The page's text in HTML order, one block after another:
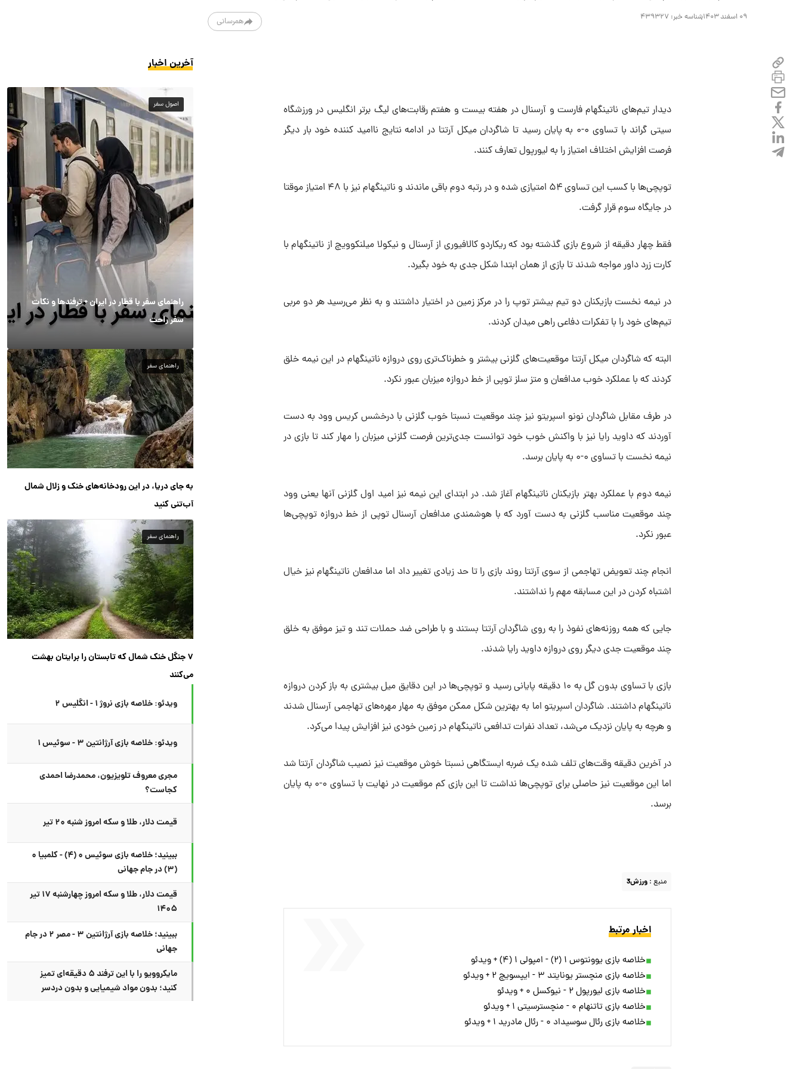
۰۹ اسفند ۱۴۰۳ شناسه خبر: ۴۳۹۳۲۷ همرسانی
دیدار تیم‌های ناتینگهام فارست و آرسنال در هفته بیست و هفتم رقابت‌های لیگ برتر انگلیس در ورزشگاه
سیتی گراند با تساوی ۰-۰ به پایان رسید تا شاگردان میکل آرتتا در ادامه نتایج ناامید کننده خود بار دیگر
فرصت افزایش اختلاف امتیاز را به لیورپول تعارف کنند.
توپچی‌ها با کسب این تساوی ۵۴ امتیازی شده و در رتبه دوم باقی ماندند و ناتینگهام نیز با ۴۸ امتیاز موقتا
در جایگاه سوم قرار گرفت.
فقط چهار دقیقه از شروع بازی گذشته بود که ریکاردو کالافیوری از آرسنال و نیکولا میلنکوویچ از ناتینگهام با
کارت زرد داور مواجه شدند تا بازی از همان ابتدا شکل جدی به خود بگیرد.
در نیمه نخست بازیکنان دو تیم بیشتر توپ را در مرکز زمین در اختیار داشتند و به نظر می‌رسید هر دو مربی
تیم‌های خود را با تفکرات دفاعی راهی میدان کردند.
البته که شاگردان میکل آرتتا موقعیت‌های گلزنی‌ بیشتر و خطرناک‌تری روی دروازه ناتینگهام در این نیمه خلق
کردند که با عملکرد خوب مدافعان و متز سلز توپی از خط دروازه میزبان عبور نکرد.
در طرف مقابل شاگردان نونو اسپریتو نیز چند موقعیت نسبتا خوب گلزنی با درخشس کریس وود به دست
آوردند که داوید رایا نیز با واکنش خوب خود توانست جدی‌ترین فرصت گلزنی میزبان را مهار کند تا بازی در
نیمه نخست با تساوی ۰-۰ به پایان برسد.
نیمه دوم با عملکرد‌ بهتر بازیکنان ناتینگهام آغاز شد. در ابتدای این نیمه نیز امید اول گلزنی آنها یعنی وود
چند موقعیت مناسب گلزنی به دست آورد که با هوشمندی مدافعان آرسنال توپی از خط دروازه توپچی‌ها
عبور نکرد.
انجام چند تعویض تهاجمی از سوی آرتتا روند بازی را تا حد زیادی تغییر داد اما مدافعان ناتینگهام نیز خیال
اشتباه کردن در این مسابقه مهم را نداشتند.
جایی که همه روزنه‌های نفوذ را به روی شاگردان آرتتا بستند و با طراحی ضد حملات تند و تیز موفق به خلق
چند موقعیت جدی دیگر روی دروازه داوید رایا شدند.
بازی با تساوی بدون گل به ۱۰ دقیقه پایانی رسید و توپچی‌ها در این دقایق میل بیشتری به باز کردن دروازه
ناتینگهام داشتند. شاگردان اسپریتو اما به بهترین شکل ممکن موفق به مهار مهره‌های تهاجمی آرسنال شدند
و هرچه به پایان نزدیک می‌شد، تعداد نفرات تدافعی ناتینگهام در زمین خودی نیز افزایش پیدا می‌کرد.
در آخرین دقیقه وقت‌های تلف شده یک ضربه ایستگاهی نسبتا خوش موقعیت نیز نصیب شاگردان آرتتا شد
اما این موقعیت نیز حاصلی برای توپچی‌ها نداشت تا این بازی کم موقعیت در نهایت با تساوی ۰-۰ به پایان
برسد.
منبع : ورزش3
اخبار مرتبط
خلاصه بازی یوونتوس ۱ (۲) - امپولی ۱ (۴) + ویدئو
خلاصه بازی منچستر یونایتد ۳ - ایپسویچ ۲ + ویدئو
خلاصه بازی لیورپول ۲ - نیوکسل ۰ + ویدئو
خلاصه بازی تاتنهام ۰ - منچسترسیتی ۱ + ویدئو
خلاصه بازی رئال سوسیداد ۰ - رئال مادرید ۱ + ویدئو
آخرین اخبار
اصول سفر
راهنمای سفر با قطار در ایران + ترفندها و نکات
سفر راحت
راهنمای سفر
به جای دریا، در این رودخانه‌های خنک و زلال شمال
آب‌تنی کنید
راهنمای سفر
۷ جنگل خنک شمال که تابستان را برایتان بهشت
می‌کنند
ویدئو: خلاصه بازی نروژ ۱ - انگلیس ۲
ویدئو: خلاصه بازی آرژانتین ۳ - سوئیس ۱
مجری معروف تلویزیون، محمدرضا احمدی
کجاست؟
قیمت دلار، طلا و سکه امروز شنبه ۲۰ تیر
ببینید؛ خلاصه بازی سوئیس ۰ (۴) - کلمبیا ۰
(۳) در جام جهانی
قیمت دلار، طلا و سکه امروز چهارشنبه ۱۷ تیر
۱۴۰۵
ببینید؛ خلاصه بازی آرژانتین ۳ - مصر ۲ در جام
جهانی
مایکروویو را با این ترفند ۵ دقیقه‌ای تمیز
کنید؛ بدون مواد شیمیایی و بدون دردسر